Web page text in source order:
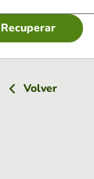
Recuperar
Volver